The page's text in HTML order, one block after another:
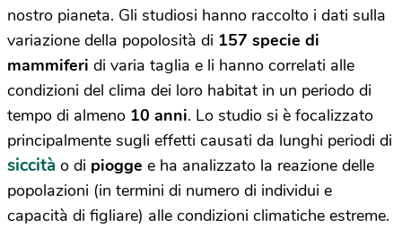
nostro pianeta. Gli studiosi hanno raccolto i dati sulla
variazione della popolosità di 157 specie di
mammiferi di varia taglia e li hanno correlati alle
condizioni del clima dei loro habitat in un periodo di
tempo di almeno 10 anni. Lo studio si è focalizzato
principalmente sugli effetti causati da lunghi periodi di
siccità o di piogge e ha analizzato la reazione delle
popolazioni (in termini di numero di individui e
capacità di figliare) alle condizioni climatiche estreme.